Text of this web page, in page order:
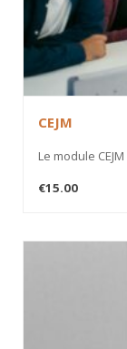
CEJM
Le module
€15.00